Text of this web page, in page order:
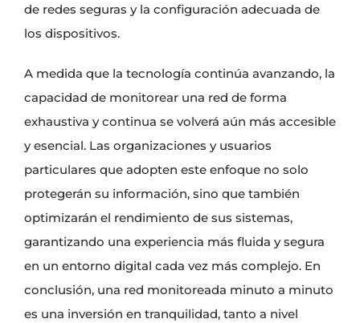
de redes seguras y la configuración adecuada de
los dispositivos.
A medida que la tecnología continúa avanzando, la
capacidad de monitorear una red de forma
exhaustiva y continua se volverá aún más accesible
y esencial. Las organizaciones y usuarios
particulares que adopten este enfoque no solo
protegerán su información, sino que también
optimizarán el rendimiento de sus sistemas,
garantizando una experiencia más fluida y segura
en un entorno digital cada vez más complejo. En
conclusión, una red monitoreada minuto a minuto
es una inversión en tranquilidad, tanto a nivel